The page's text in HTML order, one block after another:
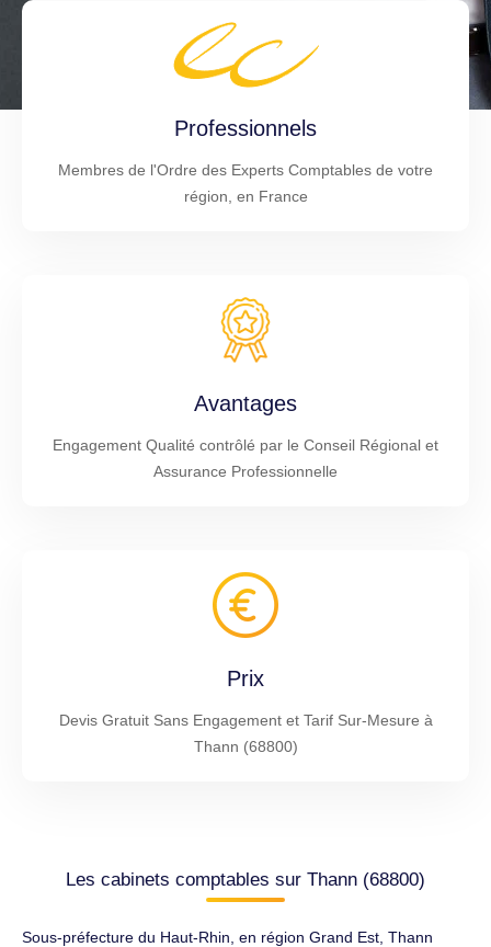
Professionnels
Membres de l'Ordre des Experts Comptables de votre
région, en France
Avantages
Engagement Qualité contrôlé par le Conseil Régional et
Assurance Professionnelle
Prix
Devis Gratuit Sans Engagement et Tarif Sur-Mesure à
Thann (68800)
Les cabinets comptables sur Thann (68800)
Sous-préfecture du Haut-Rhin, en région Grand Est, Thann